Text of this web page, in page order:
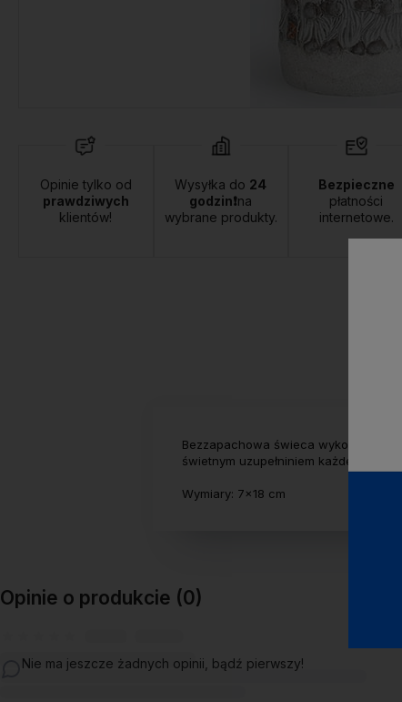
Opinie tylko od
prawdziwych
klientów!
Wysyłka do 24
godzin❗na
wybrane produkty.
Bezpieczne
płatności
internetowe.
Bezzapachowa świeca wykonana z
świetnym uzupełniniem każdego
Wymiary: 7x18 cm
Opinie o produkcie (0)
Nie ma jeszcze żadnych opinii, bądź pierwszy!